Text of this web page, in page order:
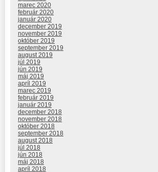
marec 2020
február 2020
január 2020
december 2019
november 2019
október 2019
september 2019
august 2019
júl 2019
jún 2019
máj 2019
apríl 2019
marec 2019
február 2019
január 2019
december 2018
november 2018
október 2018
september 2018
august 2018
júl 2018
jún 2018
máj 2018
apríl 2018